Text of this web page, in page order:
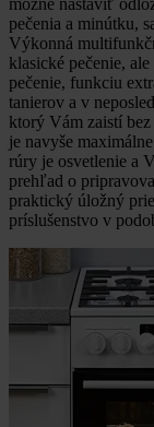
možné nastaviť
pečenia a minútku,
Výkonná
klasické pečenie,
pečenie, funkciu
tanierov a v
ktorý Vám zaistí
je navyše
rúry je osvetlenie a
prehľad o
praktický úložný
príslušenstvo v